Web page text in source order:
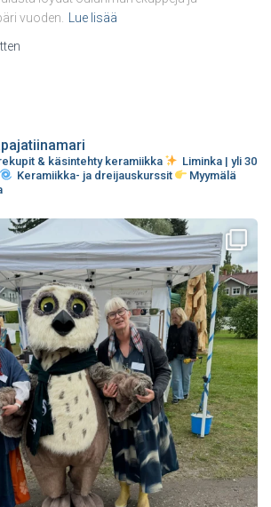
vuoden.
Lue lisää
& käsintehty keramiikka
Liminka | yli 30
Keramiikka- ja dreijauskurssit
Myymälä